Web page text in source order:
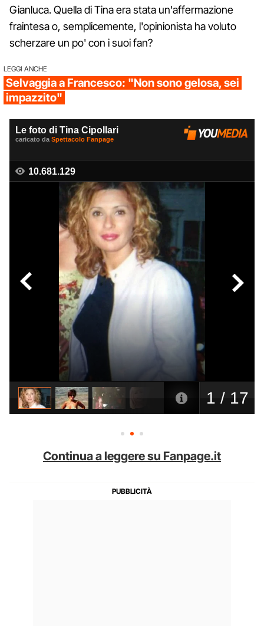
Gianluca. Quella di Tina era stata un'affermazione
fraintesa o, semplicemente, l'opinionista ha voluto
scherzare un po' con i suoi fan?
LEGGI ANCHE
Selvaggia a Francesco: "Non sono gelosa, sei
impazzito"
Continua a leggere su Fanpage.it